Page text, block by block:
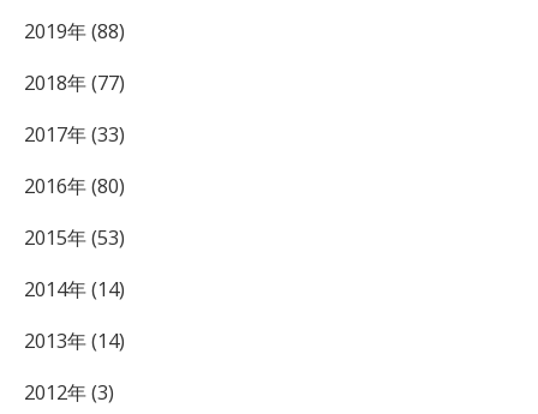
2019年 (88)
2018年 (77)
2017年 (33)
2016年 (80)
2015年 (53)
2014年 (14)
2013年 (14)
2012年 (3)